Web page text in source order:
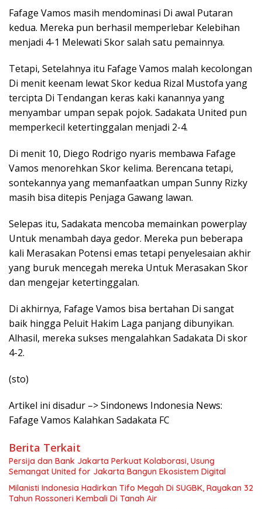
Fafage Vamos masih mendominasi Di awal Putaran
kedua. Mereka pun berhasil memperlebar Kelebihan
menjadi 4-1 Melewati Skor salah satu pemainnya.
Tetapi, Setelahnya itu Fafage Vamos malah kecolongan
Di menit keenam lewat Skor kedua Rizal Mustofa yang
tercipta Di Tendangan keras kaki kanannya yang
menyambar umpan sepak pojok. Sadakata United pun
memperkecil ketertinggalan menjadi 2-4.
Di menit 10, Diego Rodrigo nyaris membawa Fafage
Vamos menorehkan Skor kelima. Berencana tetapi,
sontekannya yang memanfaatkan umpan Sunny Rizky
masih bisa ditepis Penjaga Gawang lawan.
Selepas itu, Sadakata mencoba memainkan powerplay
Untuk menambah daya gedor. Mereka pun beberapa
kali Merasakan Potensi emas tetapi penyelesaian akhir
yang buruk mencegah mereka Untuk Merasakan Skor
dan mengejar ketertinggalan.
Di akhirnya, Fafage Vamos bisa bertahan Di sangat
baik hingga Peluit Hakim Laga panjang dibunyikan.
Alhasil, mereka sukses mengalahkan Sadakata Di skor
4-2.
(sto)
Artikel ini disadur –> Sindonews Indonesia News:
Fafage Vamos Kalahkan Sadakata FC
Berita Terkait
Persija dan Bank Jakarta Perkuat Kolaborasi, Usung
Semangat United for Jakarta Bangun Ekosistem Digital
Milanisti Indonesia Hadirkan Tifo Megah Di SUGBK, Rayakan 32
Tahun Rossoneri Kembali Di Tanah Air